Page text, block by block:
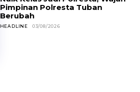
Pimpinan Polresta Tuban
Berubah
HEADLINE 03/08/2026